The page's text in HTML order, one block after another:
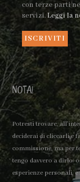
con terze parti
servizi.Leggi la
NOTA!
Potresti trovare,
deciderai di cliccarli e
commissione, ma per
tengo davvero a dirlo:
esperienze personali,